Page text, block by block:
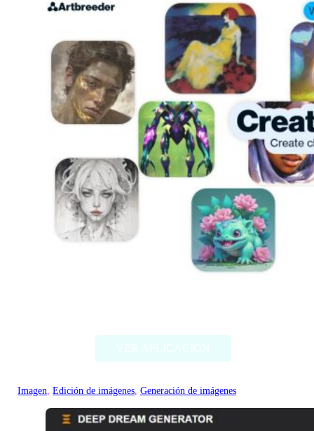
Imagen, Edición de imágenes, Generación de imágenes